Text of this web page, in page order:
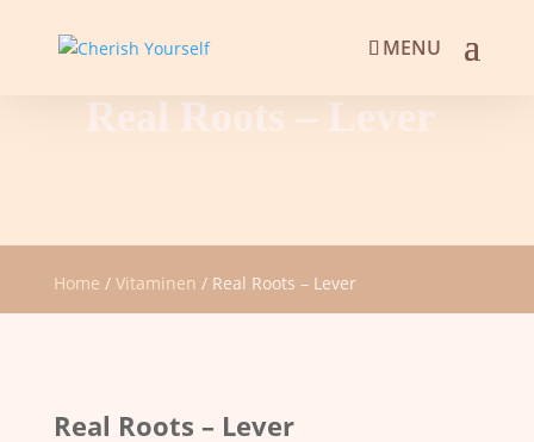
Real Roots – Lever
Home / Vitaminen / Real Roots – Lever
Real Roots – Lever